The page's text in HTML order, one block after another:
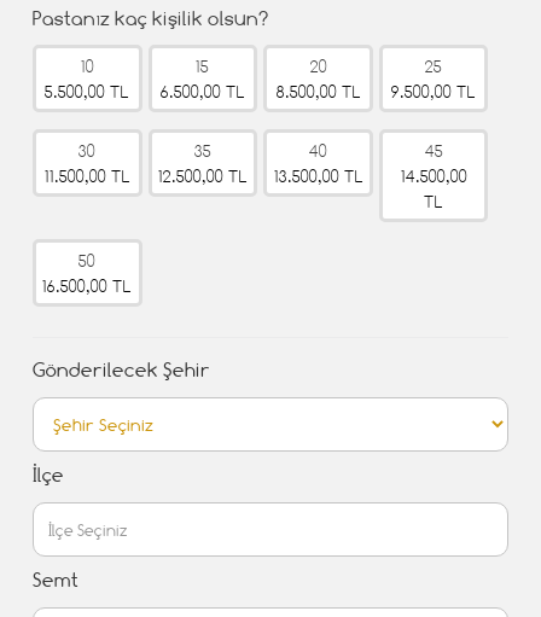
Pastanız kaç kişilik olsun?
10
5.500,00 TL
15
6.500,00 TL
20
8.500,00 TL
25
9.500,00 TL
30
11.500,00 TL
35
12.500,00 TL
40
13.500,00 TL
45
14.500,00
TL
50
16.500,00 TL
Gönderilecek Şehir
İlçe
Semt